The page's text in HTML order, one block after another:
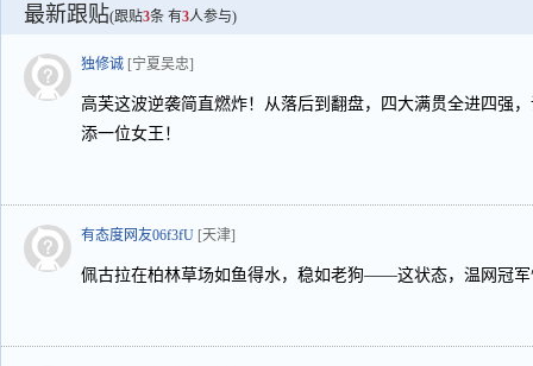
最新跟贴(跟贴3条 有3人参与)
独修诚 [宁夏吴忠]
高芙这波逆袭简直燃炸！从落后到翻盘，四大满贯全进四强
添一位女王！
有态度网友06f3fU [天津]
佩古拉在柏林草场如鱼得水，稳如老狗——这状态，温网冠军